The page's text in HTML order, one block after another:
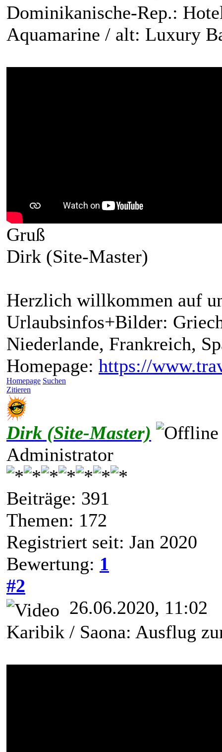
Dominikanische-Rep.:
Aquamarine / alt: Luxury
Gruß
Dirk (Site-Master)
Herzlich willkommen auf
Urlaubsinfos+Bilder:
Niederlande, Frankreich,
Homepage: https://
Homepage Suchen
Zitieren
Dirk (Site-Master)
Administrator
Beiträge: 391
Themen: 172
Registriert seit: Jan 2020
Bewertung: 1
#2
26.06.2020, 11:02
Karibik / Saona: Ausflug